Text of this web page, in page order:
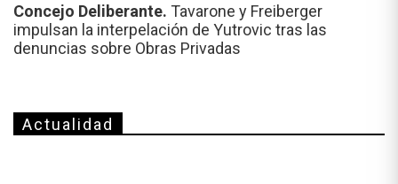
Concejo Deliberante. Tavarone y Freiberger
impulsan la interpelación de Yutrovic tras las
denuncias sobre Obras Privadas
Actualidad